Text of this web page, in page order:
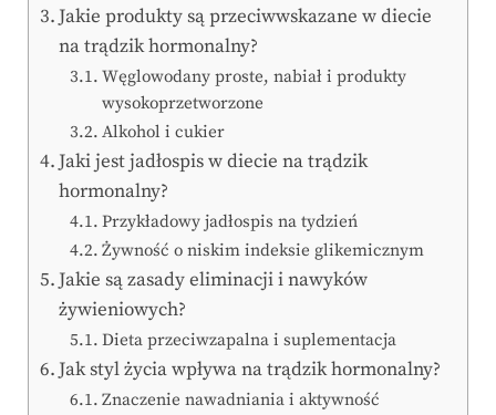
Jakie produkty są przeciwwskazane w diecie
na trądzik hormonalny?
Węglowodany proste, nabiał i produkty
wysokoprzetworzone
Alkohol i cukier
Jaki jest jadłospis w diecie na trądzik
hormonalny?
Przykładowy jadłospis na tydzień
Żywność o niskim indeksie glikemicznym
Jakie są zasady eliminacji i nawyków
żywieniowych?
Dieta przeciwzapalna i suplementacja
Jak styl życia wpływa na trądzik hormonalny?
Znaczenie nawadniania i aktywność